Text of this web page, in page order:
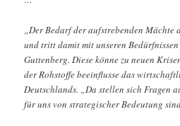
„Der Bedarf der aufstrebenden
und tritt damit mit unseren
Guttenberg. Diese könne zu neuen
der Rohstoffe beeinflusse das
Deutschlands. „Da stellen sich Fragen
für uns von strategischer Bedeutung